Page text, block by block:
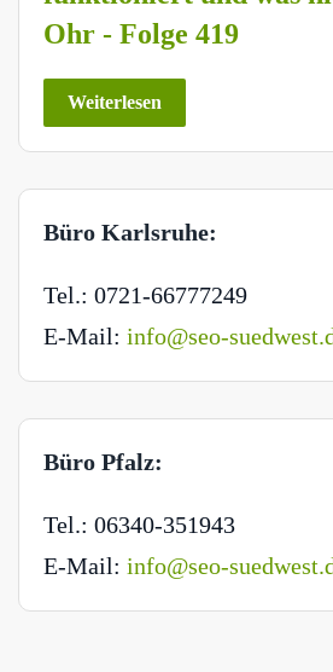
Ohr - Folge 419
Weiterlesen
Büro Karlsruhe:
Tel.: 0721-66777249
E-Mail: info@seo-
Büro Pfalz:
Tel.: 06340-351943
E-Mail: info@seo-